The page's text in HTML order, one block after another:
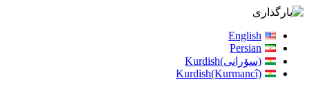
English
Persian
(سۆرانی)Kurdish
Kurdish(Kurmancî)